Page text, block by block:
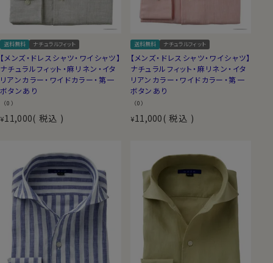
送料無料 ナチュラルフィット
【メンズ・ドレスシャツ・ワイシャツ】
ナチュラルフィット・麻リネン・イタ
リアンカラー・ワイドカラー・第一
ボタンあり
（0）
¥11,000 税込
送料無料 ナチュラルフィット
【メンズ・ドレスシャツ・ワイシャツ】
ナチュラルフィット・麻リネン・イタ
リアンカラー・ワイドカラー・第一
ボタンあり
（0）
¥11,000 税込